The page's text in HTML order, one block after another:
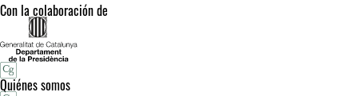
Con la colaboración de
Quiénes somos